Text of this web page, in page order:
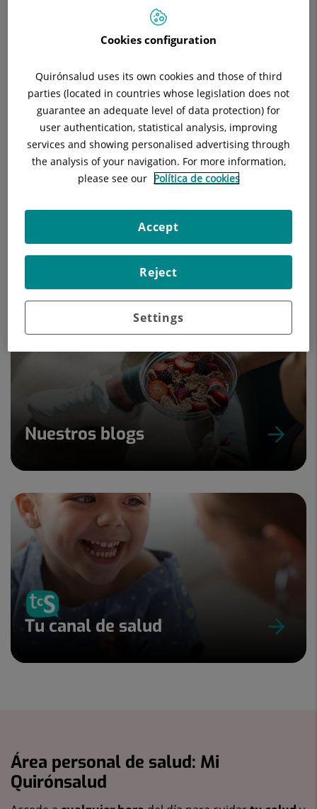
Descripción Equipo Médico Cartera de
Asistencia especializada en Neumología y alergia
pediátrica en consulta externa.
pediátrica en ingreso hospitalario.
Consulta telefónica de Neumología y alergia pediátrica.
Nuestros blogs
Tu canal de salud
Área personal de salud: Mi
Quirónsalud
Cookies configuration
Quirónsalud uses its own cookies and those of third
parties (located in countries whose legislation does not
guarantee an adequate level of data protection) for
user authentication, statistical analysis, improving
services and showing personalised advertising through
the analysis of your navigation. For more information,
please see our Política de cookies
Settings
Reject
Accept